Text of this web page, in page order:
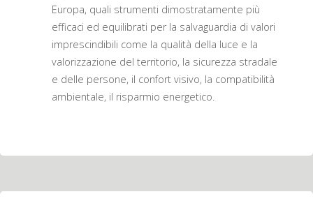
Europa, quali strumenti dimostratamente più
efficaci ed equilibrati per la salvaguardia di valori
imprescindibili come la qualità della luce e la
valorizzazione del territorio, la sicurezza stradale
e delle persone, il confort visivo, la compatibilità
ambientale, il risparmio energetico.